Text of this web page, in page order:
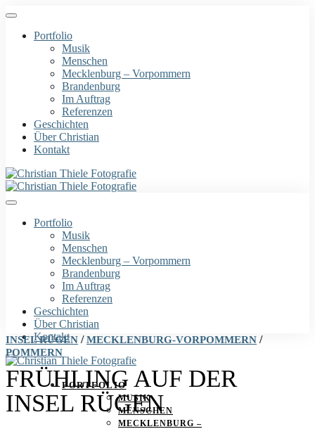
Portfolio
Musik
Menschen
Mecklenburg – Vorpommern
Brandenburg
Im Auftrag
Referenzen
Geschichten
Über Christian
Kontakt
Portfolio
Musik
Menschen
Mecklenburg – Vorpommern
Brandenburg
Im Auftrag
Referenzen
Geschichten
Über Christian
Kontakt
PORTFOLIO
MUSIK
MENSCHEN
MECKLENBURG –
INSEL RÜGEN / MECKLENBURG-VORPOMMERN /
POMMERN
FRÜHLING AUF DER
INSEL RÜGEN